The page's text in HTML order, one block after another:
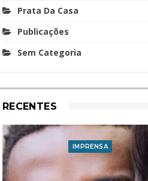
Prata Da Casa
Publicações
Sem Categoria
RECENTES
IMPRENSA